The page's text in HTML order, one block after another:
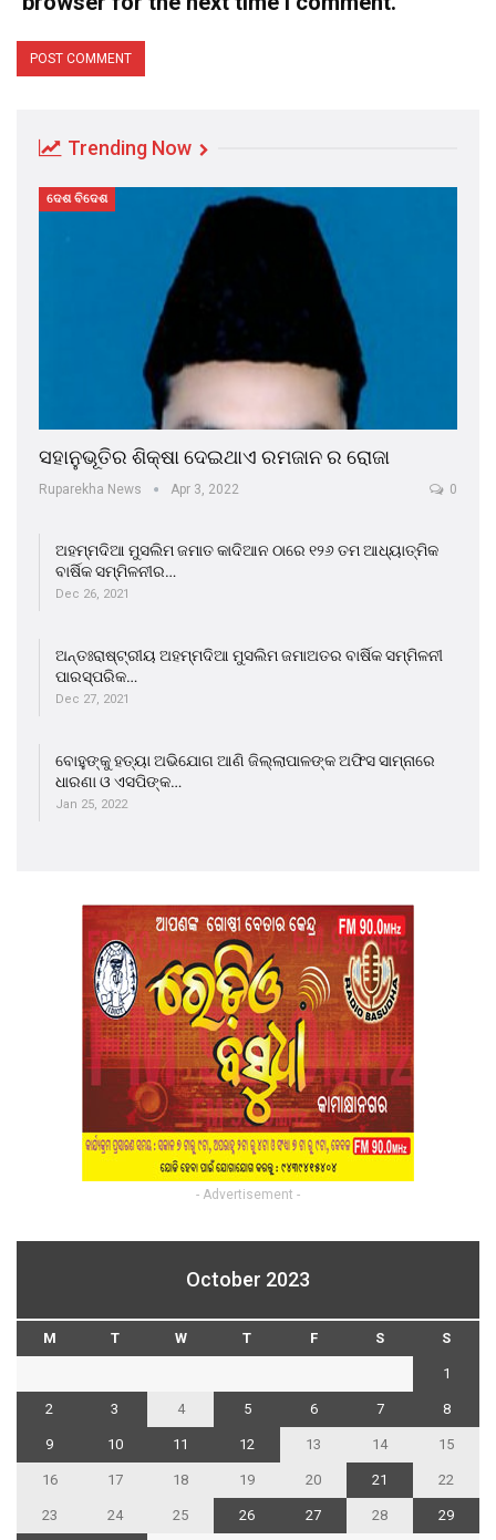
Trending Now
ଦେଶ ବିଦେଶ
ସହାନୁଭୂତିର ଶିକ୍ଷା ଦେଇଥାଏ ରମଜାନ ର ରୋଜା
Ruparekha News Apr 3, 2022 0
ଅହମ୍ମଦିଆ ମୁସଲିମ ଜମାତ କାଦିଆନ ଠାରେ ୧୨୬ ତମ ଆଧ୍ୟାତ୍ମିକ
ବାର୍ଷିକ ସମ୍ମିଳନୀର…
Dec 26, 2021
ଅନ୍ତଃରାଷ୍ଟ୍ରୀୟ ଅହମ୍ମଦିଆ ମୁସଲିମ ଜମାଅତର ବାର୍ଷିକ ସମ୍ମିଳନୀ
ପାରସ୍ପରିକ…
Dec 27, 2021
ବୋହୁଙ୍କୁ ହତ୍ୟା ଅଭିଯୋଗ ଆଣି ଜିଲ୍ଲାପାଳଙ୍କ ଅଫିସ ସାମ୍ନାରେ
ଧାରଣା ଓ ଏସପିଙ୍କ…
Jan 25, 2022
- Advertisement -
October 2023
M T W T F S S
1
2 3 4 5 6 7 8
9 10 11 12 13 14 15
16 17 18 19 20 21 22
23 24 25 26 27 28 29